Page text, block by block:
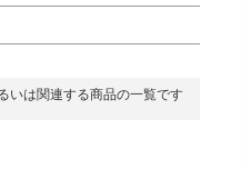
いは関連する商品の一覧です